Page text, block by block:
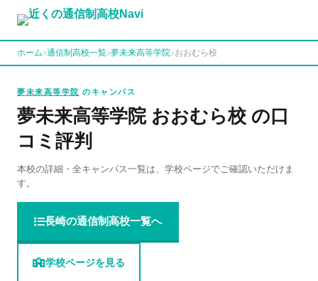
ホーム 通信制高校一覧 夢未来高等学院 おおむら校
夢未来高等学院 のキャンパス
夢未来高等学院 おおむら校 の口
コミ評判
本校の詳細・全キャンパス一覧は、学校ページでご確認いただけま
す。
長崎の通信制高校一覧へ
学校ページを見る